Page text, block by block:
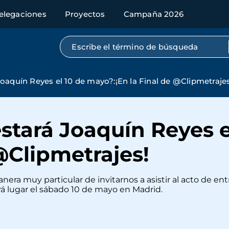
Proyectos Campaña 2026
Búsqueda por texto completo
Reyes el 10 de mayo?:¡En la Final de
Joaquín Reyes
muy particular de invitarnos a asistir al acto de
lugar el sábado 10 de mayo en Madrid.